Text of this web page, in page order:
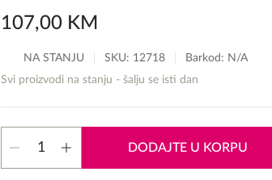
107,00 KM
NA STANJU SKU: 12718
Barkod: N/A
Svi proizvodi na stanju - šalju se isti dan
Invictus
DODAJTE U KORPU